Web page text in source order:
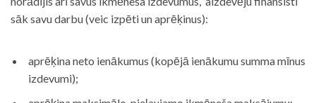
sāk savu darbu (veic izpēti un aprēķinus):
aprēķina neto ienākumus (kopējā ienākumu summa mīnus
izdevumi);